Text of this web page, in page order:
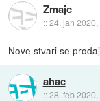
Zmajc
::24. jan 2020,
Nove stvari se
ahac
::28. feb 2020,